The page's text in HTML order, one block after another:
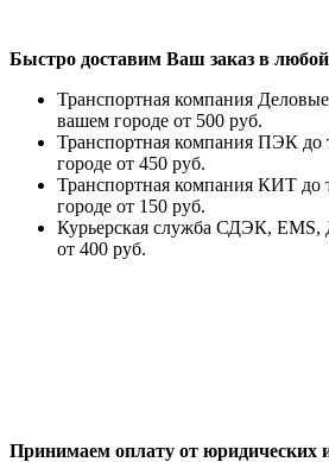
Быстро доставим Ваш заказ в
Транспортная компания
вашем городе от 500 руб.
Транспортная компания ПЭК до
городе от 450 руб.
Транспортная компания КИТ до
городе от 150 руб.
Курьерская служба СДЭК,
от 400 руб.
Принимаем оплату от юридических